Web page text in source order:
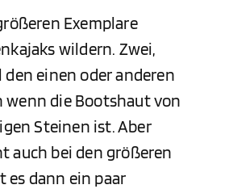
Exemplare
wildern. Zwei,
den einen oder anderen
wenn die Bootshaut von
Steinen ist. Aber
auch bei den größeren
es dann ein paar